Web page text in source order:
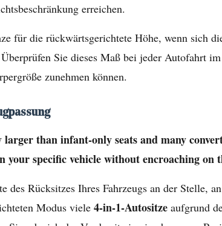
erreichen.
für die rückwärtsgerichtete Höhe, wenn sich
Sie dieses Maß bei jeder Autofahrt
zunehmen können.
than infant-only seats and many
your specific vehicle without encroaching on
des Rücksitzes Ihres Fahrzeugs an der Stelle,
Modus viele 4-in-1-Autositze aufgrund